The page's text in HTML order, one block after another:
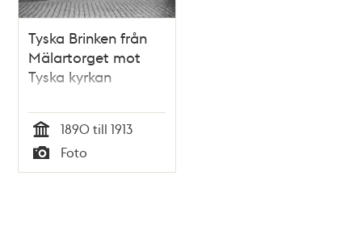
Tyska Brinken från
Mälartorget mot
Tyska kyrkan
Tid
1890 till 1913
Typ
Foto